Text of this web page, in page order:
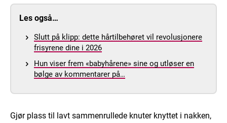
Les også…
Slutt på klipp: dette hårtilbehøret vil revolusjonere
frisyrene dine i 2026
Hun viser frem «babyhårene» sine og utløser en
bølge av kommentarer på…
Gjør plass til lavt sammenrullede knuter knyttet i nakken,